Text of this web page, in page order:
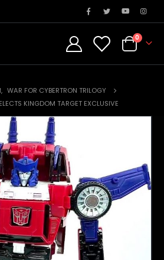
0
, WAR FOR CYBERTRON TRILOGY
KINGDOM TARGET EXCLUSIVE